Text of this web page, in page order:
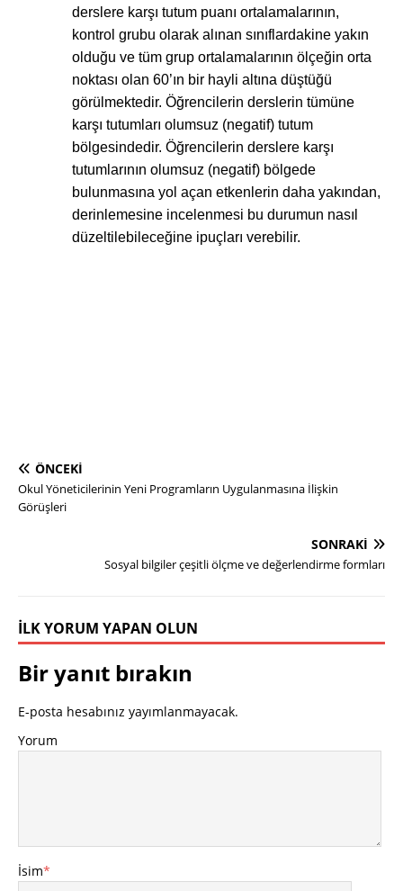
derslere karşı tutum puanı ortalamalarının,
kontrol grubu olarak alınan sınıflardakine yakın
olduğu ve tüm grup ortalamalarının ölçeğin orta
noktası olan 60’ın bir hayli altına düştüğü
görülmektedir. Öğrencilerin derslerin tümüne
karşı tutumları olumsuz (negatif) tutum
bölgesindedir. Öğrencilerin derslere karşı
tutumlarının olumsuz (negatif) bölgede
bulunmasına yol açan etkenlerin daha yakından,
derinlemesine incelenmesi bu durumun nasıl
düzeltilebileceğine ipuçları verebilir.
ÖNCEKI
Okul Yöneticilerinin Yeni Programların Uygulanmasına İlişkin
Görüşleri
SONRAKI
Sosyal bilgiler çeşitli ölçme ve değerlendirme formları
İLK YORUM YAPAN OLUN
Bir yanıt bırakın
E-posta hesabınız yayımlanmayacak.
Yorum
İsim*